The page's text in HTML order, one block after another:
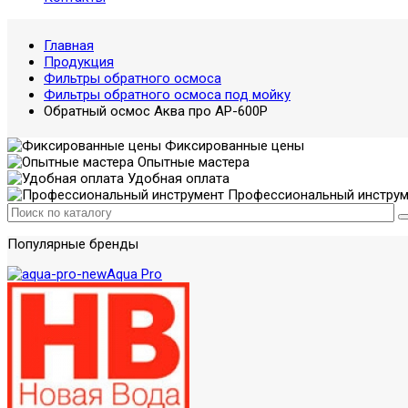
Главная
Продукция
Фильтры обратного осмоса
Фильтры обратного осмоса под мойку
Обратный осмос Аква про AP-600P
Фиксированные цены
Опытные мастера
Удобная оплата
Профессиональный
Популярные бренды
Aqua Pro